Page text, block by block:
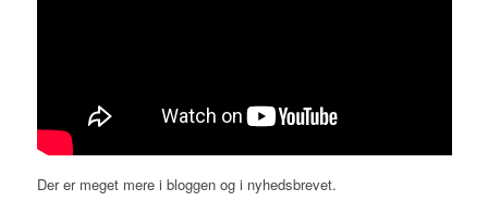
Der er meget mere i bloggen og i nyhedsbrevet.